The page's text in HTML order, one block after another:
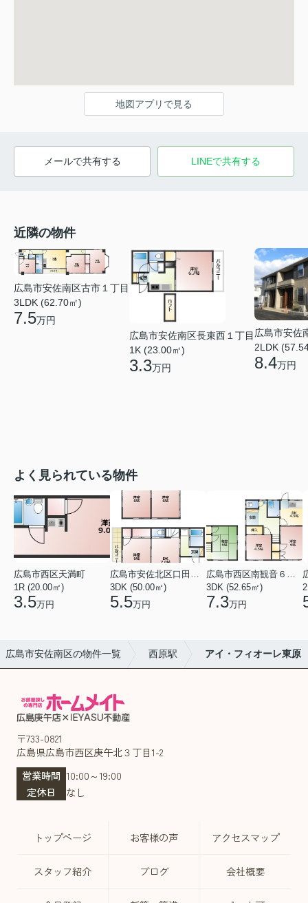
地図アプリで見る
メールで共有する LINEで共有する
近隣の物件
広島市安佐南区古市１丁目
3LDK (62.70㎡)
7.5万円
広島市安佐南区長束西１丁目
1K (23.00㎡)
3.3万円
広島市安佐
2LDK
8.4万円
よく見られている物件
広島市西区天満町
1R (20.00㎡)
3.5万円
広島市安佐北区口田１丁目
3DK (50.00㎡)
5.5万円
広島市西区南観音６丁目
3DK (52.65㎡)
7.3万円
広島市安佐南区の物件一覧 西原駅 アイ・フィオーレ東原
〒733-0821
広島県広島市西区庚午北３丁目1-2
営業時間 10:00～19:00
定休日
なし
トップページ お客様の声 アクセスマップ
スタッフ紹介 ブログ 会社概要